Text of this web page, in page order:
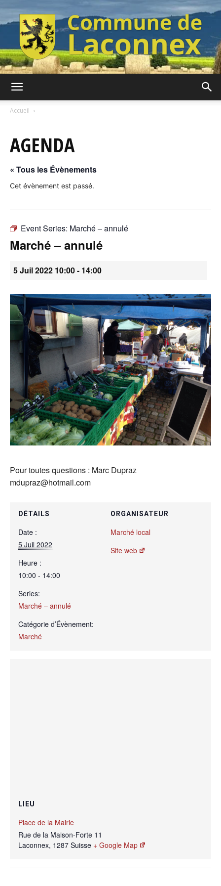
Laconnex
Canton
Accueil
AGENDA
« Tous les Évènements
Cet évènement est passé.
Event Series: Marché – annulé
Marché – annulé
5 Juil 2022 10:00- 14:00
Pour toutes questions : Marc Dupraz
mdupraz@hotmail.com
DÉTAILS
Date :
5 Juil 2022
Heure :
10:00 - 14:00
Series:
Marché – annulé
Catégorie d’Évènement:
Marché
ORGANISATEUR
Marché local
Site web
LIEU
Place de la Mairie
Rue de la Maison-Forte 11
Laconnex, 1287 Suisse + Google Map